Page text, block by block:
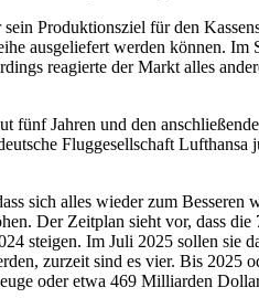
Produktionsziel für den
ausgeliefert werden können.
reagierte der Markt alles
Jahren und den
Fluggesellschaft
sich alles wieder zum
Der Zeitplan sieht vor, dass
steigen. Im Juli 2025 sollen sie
zurzeit sind es vier. Bis
oder etwa 469 Milliarden